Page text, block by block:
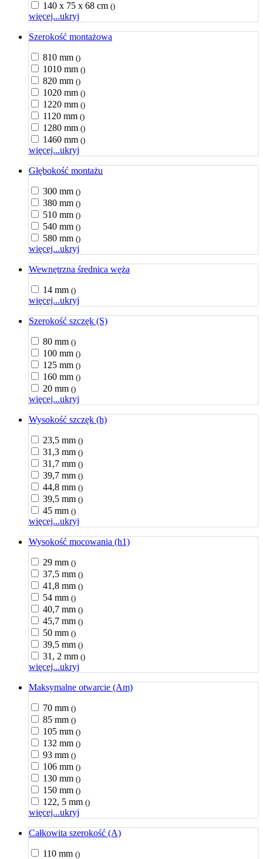
140 x 75 x 68 cm ()
więcej...ukryj
Szerokość montażowa
810 mm ()
1010 mm ()
820 mm ()
1020 mm ()
1220 mm ()
1120 mm ()
1280 mm ()
1460 mm ()
więcej...ukryj
Głębokość montażu
300 mm ()
380 mm ()
510 mm ()
540 mm ()
580 mm ()
więcej...ukryj
Wewnętrzna średnica węża
14 mm ()
więcej...ukryj
Szerokość szczęk (S)
80 mm ()
100 mm ()
125 mm ()
160 mm ()
20 mm ()
więcej...ukryj
Wysokość szczęk (h)
23,5 mm ()
31,3 mm ()
31,7 mm ()
39,7 mm ()
44,8 mm ()
39,5 mm ()
45 mm ()
więcej...ukryj
Wysokość mocowania (h1)
29 mm ()
37,5 mm ()
41,8 mm ()
54 mm ()
40,7 mm ()
45,7 mm ()
50 mm ()
39,5 mm ()
31, 2 mm ()
więcej...ukryj
Maksymalne otwarcie (Am)
70 mm ()
85 mm ()
105 mm ()
132 mm ()
93 mm ()
106 mm ()
130 mm ()
150 mm ()
122, 5 mm ()
więcej...ukryj
Całkowita szerokość (A)
110 mm ()